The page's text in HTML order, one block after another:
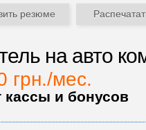
резюме
на авто
грн./мес.
кассы и бонусов